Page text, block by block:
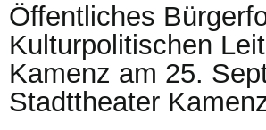
Öffentliches
Kulturpolitischen
Kamenz am 25.
Stadttheater